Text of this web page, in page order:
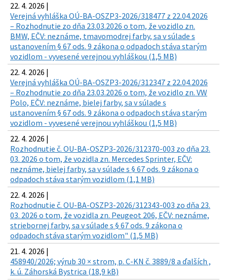
22. 4. 2026 |
Verejná vyhláška OÚ-BA-OSZP3-2026/318477 z 22.04.2026
– Rozhodnutie zo dňa 23.03.2026 o tom, že vozidlo zn.
BMW, EČV: neznáme, tmavomodrej farby, sa v súlade s
ustanovením § 67 ods. 9 zákona o odpadoch stáva starým
vozidlom - vyvesené verejnou vyhláškou (1,5 MB)
22. 4. 2026 |
Verejná vyhláška OÚ-BA-OSZP3-2026/312347 z 22.04.2026
– Rozhodnutie zo dňa 23.03.2026 o tom, že vozidlo zn. VW
Polo, EČV: neznáme, bielej farby, sa v súlade s
ustanovením § 67 ods. 9 zákona o odpadoch stáva starým
vozidlom - vyvesené verejnou vyhláškou (1,5 MB)
22. 4. 2026 |
Rozhodnutie č. OU-BA-OSZP3-2026/312370-003 zo dňa 23.
03. 2026 o tom, že vozidla zn. Mercedes Sprinter, EČV:
neznáme, bielej farby, sa v súlade s § 67 ods. 9 zákona o
odpadoch stáva starým vozidlom (1,1 MB)
22. 4. 2026 |
Rozhodnutie č. OU-BA-OSZP3-2026/312343-003 zo dňa 23.
03. 2026 o tom, že vozidla zn. Peugeot 206, EČV: neznáme,
striebornej farby, sa v súlade s § 67 ods. 9 zákona o
odpadoch stáva starým vozidlom" (1,5 MB)
21. 4. 2026 |
458940/2026; výrub 30 × strom, p. C-KN č. 3889/8 a ďalších ,
k. ú. Záhorská Bystrica (18,9 kB)